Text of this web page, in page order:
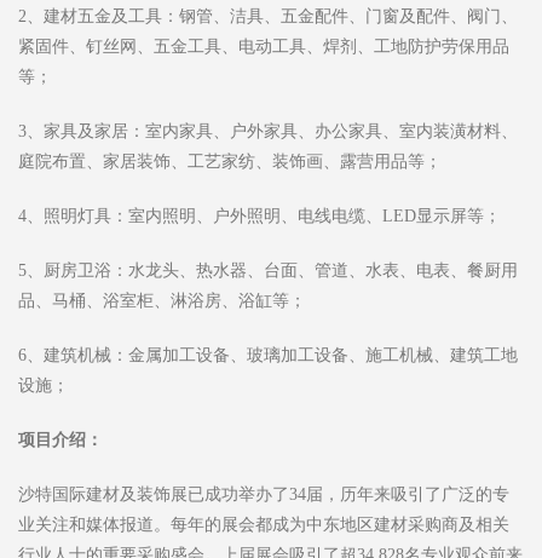
2、建材五金及工具：钢管、洁具、五金配件、门窗及配件、阀门、
紧固件、钉丝网、五金工具、电动工具、焊剂、工地防护劳保用品
等；
3、家具及家居：室内家具、户外家具、办公家具、室内装潢材料、
庭院布置、家居装饰、工艺家纺、装饰画、露营用品等；
4、照明灯具：室内照明、户外照明、电线电缆、LED显示屏等；
5、厨房卫浴：水龙头、热水器、台面、管道、水表、电表、餐厨用
品、马桶、浴室柜、淋浴房、浴缸等；
6、建筑机械：金属加工设备、玻璃加工设备、施工机械、建筑工地
设施；
项目介绍：
沙特国际建材及装饰展已成功举办了34届，历年来吸引了广泛的专
业关注和媒体报道。每年的展会都成为中东地区建材采购商及相关